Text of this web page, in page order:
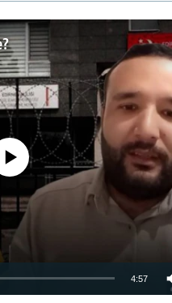
currently available
4:57